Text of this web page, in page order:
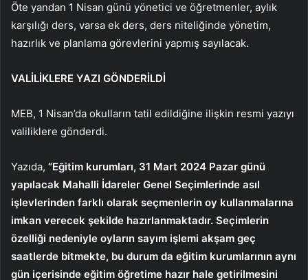
Öte yandan 1 Nisan günü yönetici ve öğretmenler, aylık
karşılığı ders, varsa ek ders, ders niteliğinde yönetim,
hazırlık ve planlama görevlerini yapmış sayılacak.
VALİLİKLERE YAZI GÖNDERİLDİ
MEB, 1 Nisan’da okulların tatil edildiğine ilişkin resmi yazıyı
valiliklere gönderdi.
Yazıda, “Eğitim kurumları, 31 Mart 2024 Pazar günü
yapılacak Mahalli İdareler Genel Seçimlerinde asıl
işlevlerinden farklı olarak seçmenlerin oy kullanmalarına
imkan verecek şekilde hazırlanmaktadır. Seçimlerin
özelliği nedeniyle oyların sayım işlemi akşam geç
saatlerde bitmekte, bu durum da eğitim kurumlarının aynı
gün içerisinde eğitim öğretime hazır hale getirilmesini